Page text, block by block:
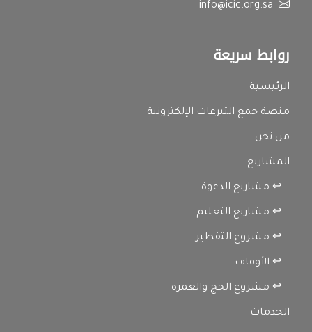
info@icic.org.sa
روابط سريعة
الرئيسية
منصة جمع التبرعات الإلكترونية
من نحن
المشاريع
↩ مشاريع الدعوة
↩ مشاريع التعليم
↩ مشروع التفطير
↩ الأوقاف
↩ مشروع الحج والعمرة
الخدمات